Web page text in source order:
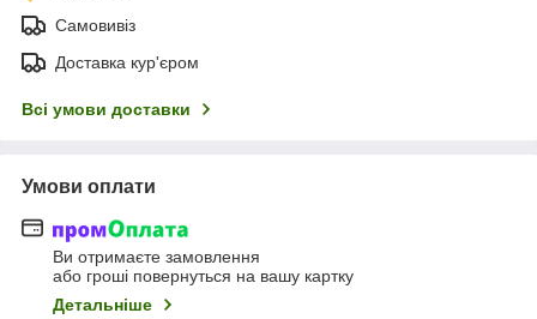
Самовивіз
Доставка кур'єром
Всі умови доставки
Умови оплати
Ви отримаєте замовлення
або гроші повернуться на вашу картку
Детальніше